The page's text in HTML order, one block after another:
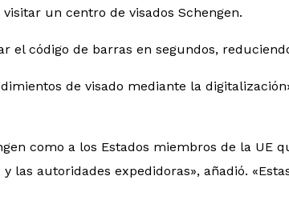
un centro de visados Schengen.
el código de barras en segundos,
de visado mediante la
como a los Estados miembros de la UE
autoridades expedidoras», añadió.